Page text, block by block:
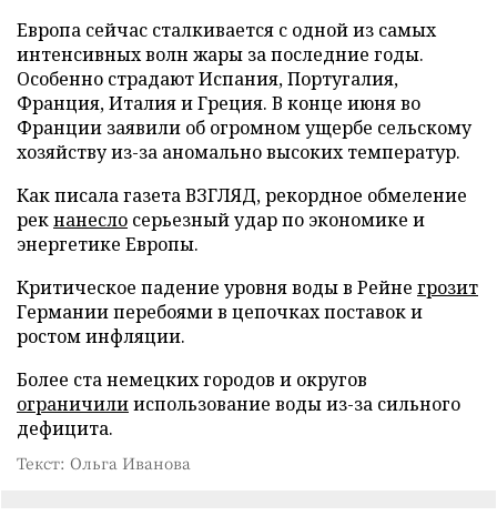
Европа сейчас сталкивается с одной из самых
интенсивных волн жары за последние годы.
Особенно страдают Испания, Португалия,
Франция, Италия и Греция. В конце июня во
Франции заявили об огромном ущербе сельскому
хозяйству из-за аномально высоких температур.
Как писала газета ВЗГЛЯД, рекордное обмеление
рекнанесло серьезный удар по экономике и
энергетике Европы.
Критическое падение уровня воды в Рейне грозит
Германии перебоями в цепочках поставок и
ростом инфляции.
Более ста немецких городов и округов
ограничилииспользование воды из-за сильного
дефицита.
Текст: Ольга Иванова